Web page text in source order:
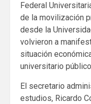
Federal
de la movilización
desde la
volvieron a
situación
universitario
El secretario
estudios, Ricardo